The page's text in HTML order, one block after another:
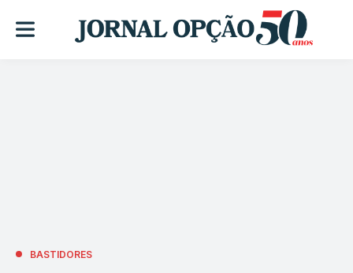
BASTIDORES